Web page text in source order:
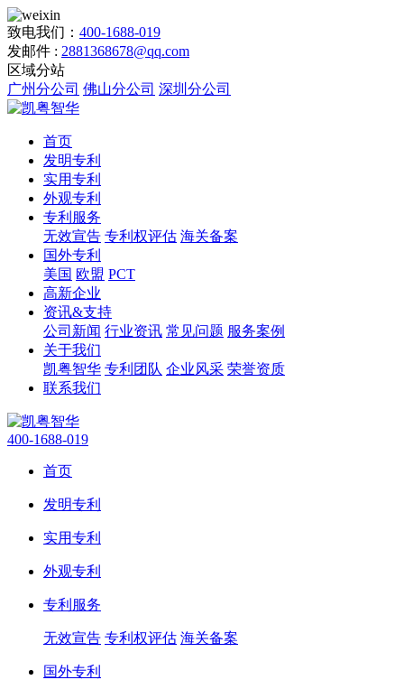
致电我们： 400-1688-019
发邮件 : 2881368678@qq.com
区域分站
广州分公司 佛山分公司 深圳分公司
首页
发明专利
实用专利
外观专利
专利服务
无效宣告 专利权评估 海关备案
国外专利
美国 欧盟 PCT
高新企业
资讯&支持
公司新闻 行业资讯 常见问题 服务案例
关于我们
凯粤智华 专利团队 企业风采 荣誉资质
联系我们
400-1688-019
首页
发明专利
实用专利
外观专利
专利服务
无效宣告 专利权评估 海关备案
国外专利